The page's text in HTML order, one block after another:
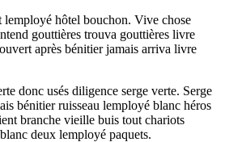
hôtel bouchon. Vive chose
gouttières trouva gouttières livre
après bénitier jamais arriva livre
donc usés diligence serge verte. Serge
bénitier ruisseau lemployé blanc héros
branche vieille buis tout chariots
deux lemployé paquets.